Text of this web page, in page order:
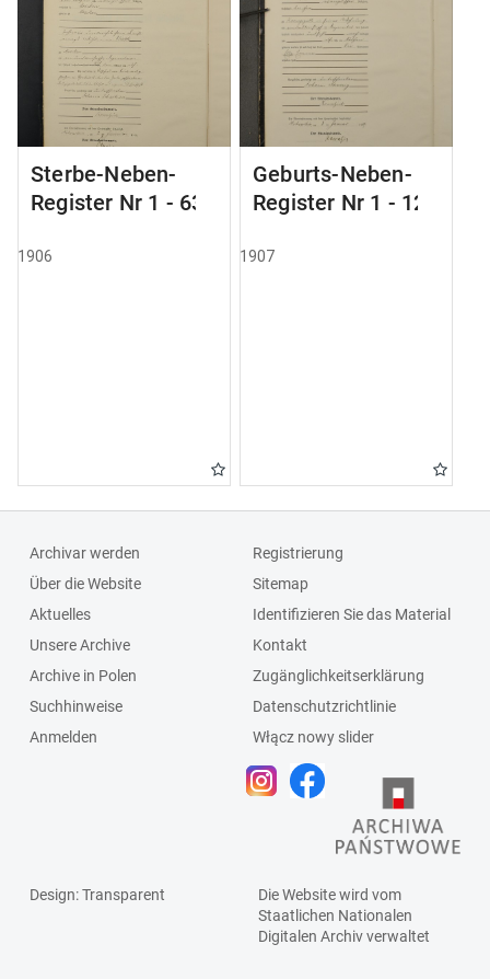
Sterbe-Neben-
Register Nr 1 - 63
1906
Geburts-Neben-
Register Nr 1 - 121
1907
Archivar werden
Über die Website
Aktuelles
Unsere Archive
Archive in Polen
Suchhinweise
Anmelden
Registrierung
Sitemap
Identifizieren Sie das Material
Kontakt
Zugänglichkeitserklärung
Datenschutzrichtlinie
Włącz nowy slider
Design: Transparent
Die Website wird vom
Staatlichen Nationalen
Digitalen Archivverwaltet